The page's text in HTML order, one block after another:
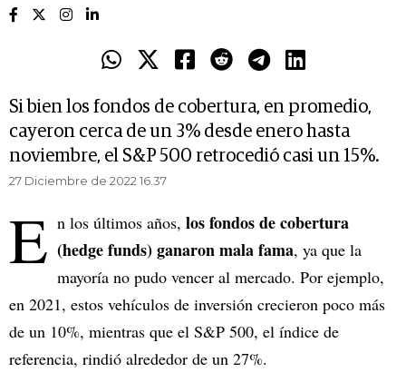
Si bien los fondos de cobertura, en promedio,
cayeron cerca de un 3% desde enero hasta
noviembre, el S&P 500 retrocedió casi un 15%.
27 Diciembre de 2022 16.37
E n los últimos años, los fondos de cobertura
(hedge funds) ganaron mala fama, ya que la
mayoría no pudo vencer al mercado. Por ejemplo,
en 2021, estos vehículos de inversión crecieron poco más
de un 10%, mientras que el S&P 500, el índice de
referencia, rindió alrededor de un 27%.